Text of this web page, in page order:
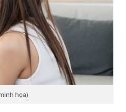
họa)